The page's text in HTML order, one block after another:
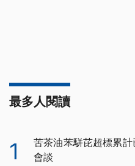
最多人閱讀
1
苦茶油苯駢芘超標累
會談